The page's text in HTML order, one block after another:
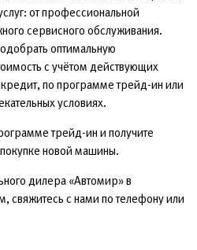
от профессиональной
сервисного обслуживания.
оптимальную
с учётом действующих
по программе трейд-ин или
условиях.
трейд-ин и получите
новой машины.
дилера «Автомир» в
свяжитесь с нами по телефону или